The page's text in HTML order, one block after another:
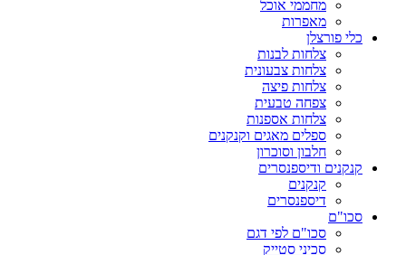
מחממי אוכל
מאפרות
כלי פורצלן
צלחות לבנות
צלחות צבעונית
צלחות פיצה
צפחה טבעית
צלחות אספנות
ספלים מאגים וקנקנים
חלבון וסוכרון
קנקנים ודיספנסרים
קנקנים
דיספנסרים
סכו"ם
סכו"ם לפי דגם
סכיני סטייק